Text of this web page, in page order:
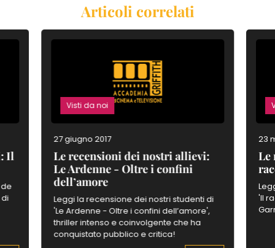
Articoli correlati
Il
Visti da noi
27 giugno 2017
Le recensioni dei nostri allievi:
Le Ardenne - Oltre i confini
dell’amore
Leggi la recensione dei nostri studenti di
'Le Ardenne - Oltre i confini dell’amore',
thriller intenso e coinvolgente che ha
conquistato pubblico e critica!
23
Le
'Il